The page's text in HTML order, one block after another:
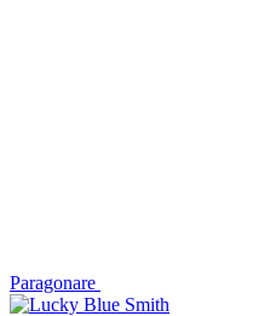
Paragonare